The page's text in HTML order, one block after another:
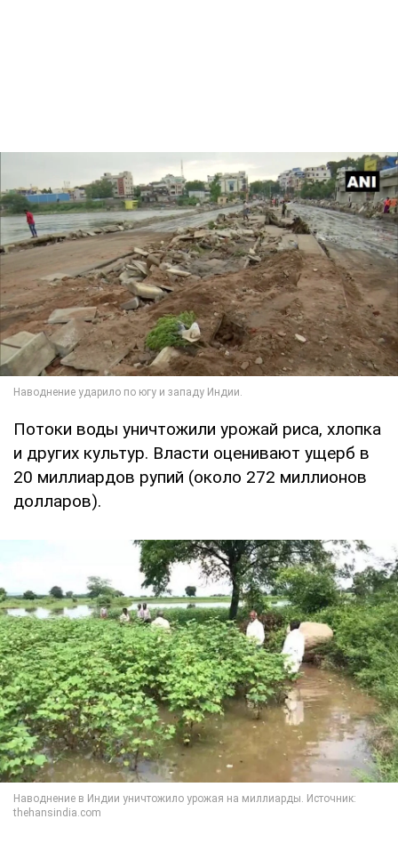
Потоки воды уничтожили урожай риса, хлопка
и других культур. Власти оценивают ущерб в
20 миллиардов рупий (около 272 миллионов
долларов).